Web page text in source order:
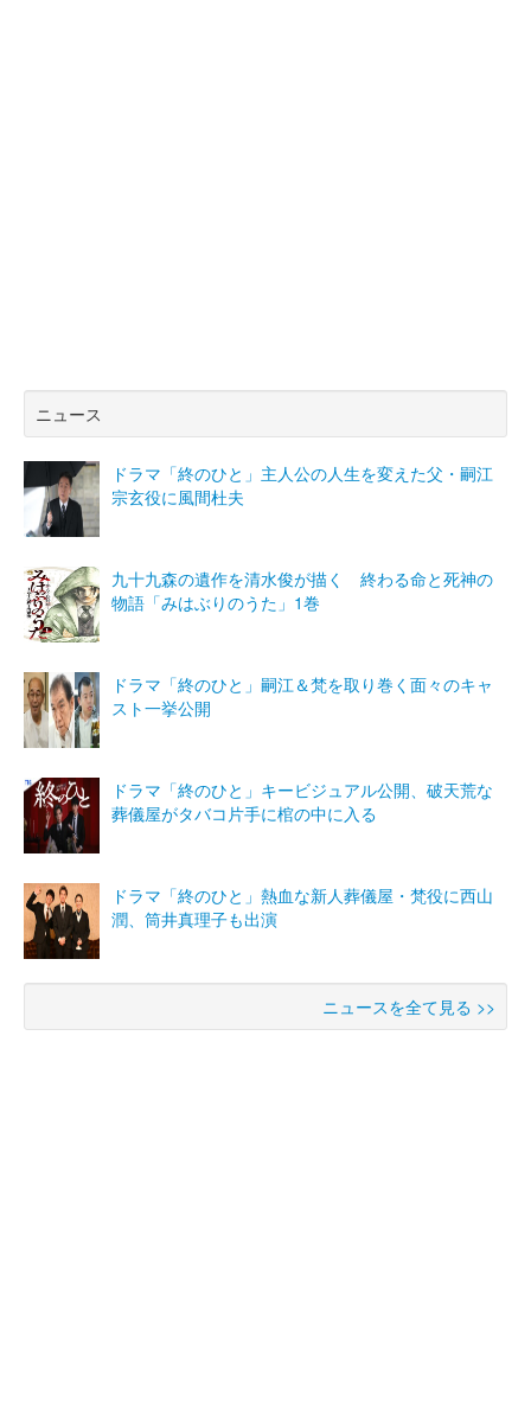
ニュース
ドラマ「終のひと」主人公の人生を変えた父・嗣江
宗玄役に風間杜夫
九十九森の遺作を清水俊が描く 終わる命と死神の
物語「みはぶりのうた」1巻
ドラマ「終のひと」嗣江＆梵を取り巻く面々のキャ
スト一挙公開
ドラマ「終のひと」キービジュアル公開、破天荒な
葬儀屋がタバコ片手に棺の中に入る
ドラマ「終のひと」熱血な新人葬儀屋・梵役に西山
潤、筒井真理子も出演
ニュースを全て見る >>